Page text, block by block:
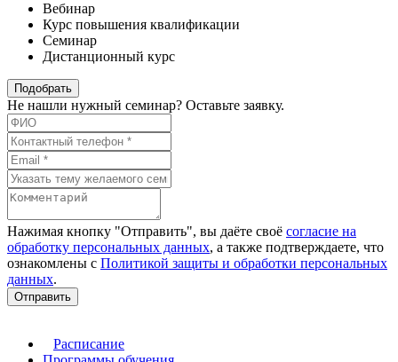
Вебинар
Курс повышения квалификации
Семинар
Дистанционный курс
Подобрать
Не нашли нужный семинар? Оставьте заявку.
Нажимая кнопку "Отправить", вы даёте своё согласие на
обработку персональных данных, а также подтверждаете, что
ознакомлены с Политикой защиты и обработки персональных
данных.
Отправить
Расписание